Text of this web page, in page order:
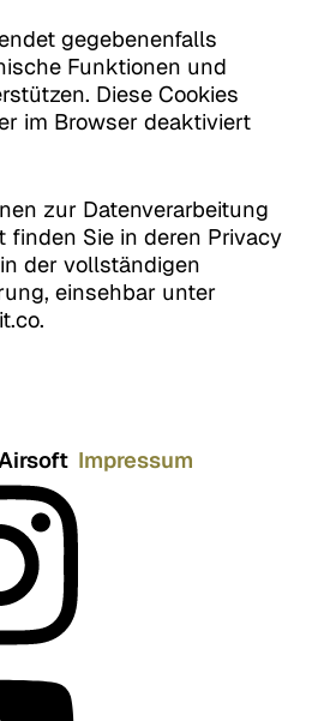
gegebenenfalls
Funktionen und
Diese Cookies
im Browser deaktiviert
zur Datenverarbeitung
finden Sie in deren Privacy
der vollständigen
einsehbar unter
Impressum